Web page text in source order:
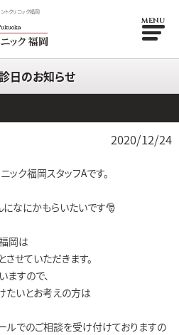
トクリニック福岡
MENU
日のお知らせ
2020/12/24
ック福岡スタッフAです。
になにかもらいたいです🎅
岡は
させていただきます。
ますので、
たいとお考えの方は
ルでのご相談を受け付けておりますの